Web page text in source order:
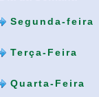
Segunda-feira
Terça-Feira
Quarta-Feira